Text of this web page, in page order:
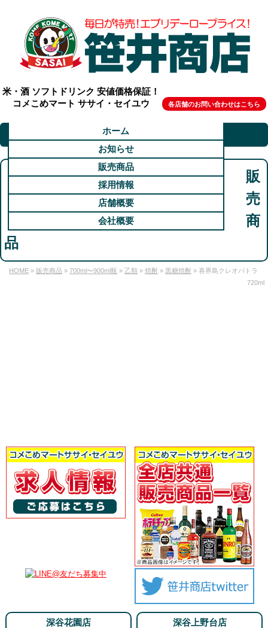
米・酒 ソフトドリンク 安値価格保証！
コメこめマート ササイ・セイユウ
各店舗のお問い合わせはこちら
ホーム
お知らせ
販売商品
採用情報
店舗概要
会社概要
販
売
商
品
HOME » 販売商品 »700ml〜900ml瓶 » 乙類 »焼酎 »黒糖焼酎 » 喜界島クレオパトラ
720ml
深谷花園店 深谷上野台店